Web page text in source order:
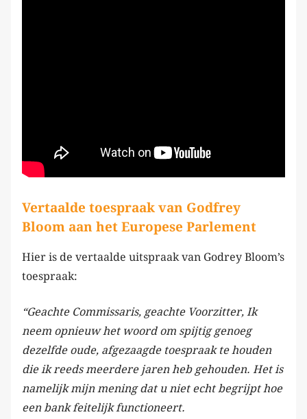
Vertaalde toespraak van Godfrey
Bloom aan het Europese Parlement
Hier is de vertaalde uitspraak van Godrey Bloom’s
toespraak:
“Geachte Commissaris, geachte Voorzitter, Ik
neem opnieuw het woord om spijtig genoeg
dezelfde oude, afgezaagde toespraak te houden
die ik reeds meerdere jaren heb gehouden. Het is
namelijk mijn mening dat u niet echt begrijpt hoe
een bank feitelijk functioneert.